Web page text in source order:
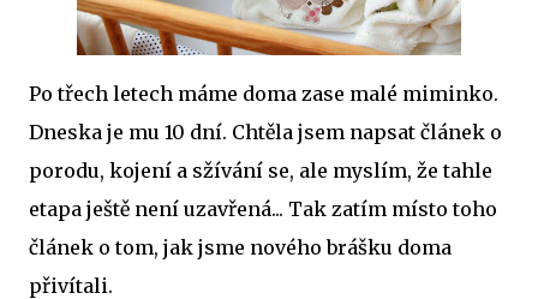
Po třech letech máme doma zase malé miminko.
Dneska je mu 10 dní. Chtěla jsem napsat článek o
porodu, kojení a sžívání se, ale myslím, že tahle
etapa ještě není uzavřená... Tak zatím místo toho
článek o tom, jak jsme nového brášku doma
přivítali.